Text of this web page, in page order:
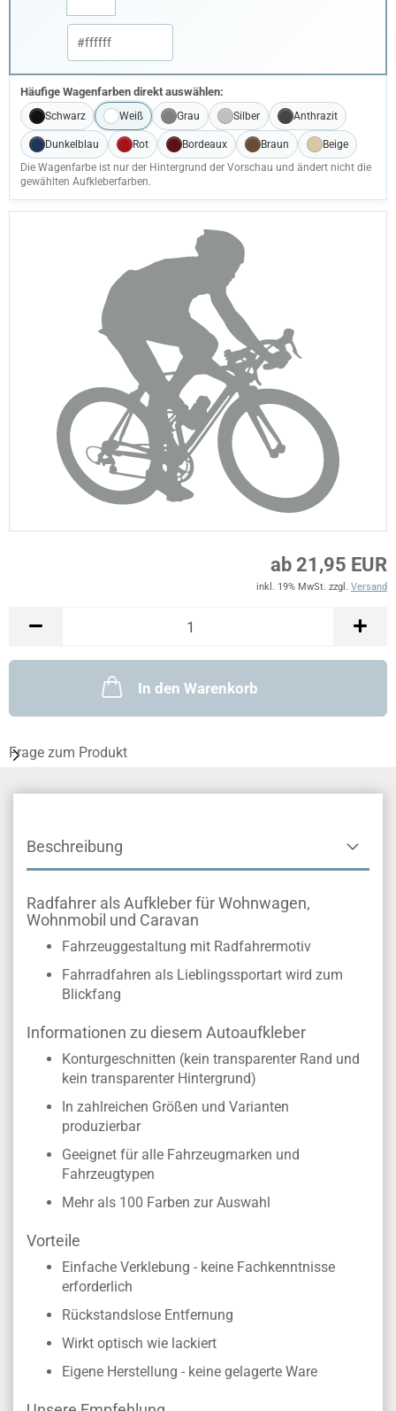
Häufige Wagenfarben direkt auswählen:
Schwarz Weiß Grau Silber Anthrazit
Dunkelblau Rot Bordeaux Braun
Beige
Die Wagenfarbe ist nur der Hintergrund der Vorschau und ändert nicht die
gewählten Aufkleberfarben.
ab 21,95 EUR
inkl. 19% MwSt. zzgl. Versand
In den Warenkorb
Frage zum Produkt
Beschreibung
Radfahrer als Aufkleber für Wohnwagen,
Wohnmobil und Caravan
Fahrzeuggestaltung mit Radfahrermotiv
Fahrradfahren als Lieblingssportart wird zum
Blickfang
Informationen zu diesem Autoaufkleber
Konturgeschnitten (kein transparenter Rand und
kein transparenter Hintergrund)
In zahlreichen Größen und Varianten
produzierbar
Geeignet für alle Fahrzeugmarken und
Fahrzeugtypen
Mehr als 100 Farben zur Auswahl
Vorteile
Einfache Verklebung - keine Fachkenntnisse
erforderlich
Rückstandslose Entfernung
Wirkt optisch wie lackiert
Eigene Herstellung - keine gelagerte Ware